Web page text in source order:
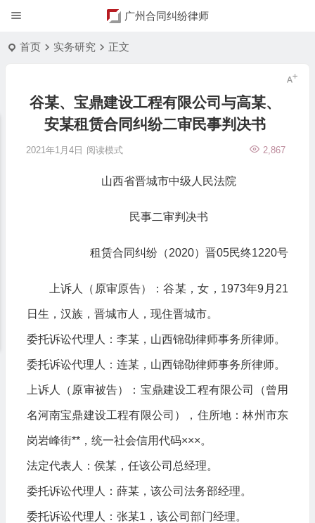
广州合同纠纷律师
首页 实务研究 正文
谷某、宝鼎建设工程有限公司与高某、
安某租赁合同纠纷二审民事判决书
2021年1月4日 2,867
阅读模式
山西省晋城市中级人民法院
民事二审判决书
租赁合同纠纷（2020）晋05民终1220号
上诉人（原审原告）：谷某，女，1973年9月21
日生，汉族，晋城市人，现住晋城市。
委托诉讼代理人：李某，山西锦劭律师事务所律师。
委托诉讼代理人：连某，山西锦劭律师事务所律师。
上诉人（原审被告）：宝鼎建设工程有限公司（曾用
名河南宝鼎建设工程有限公司），住所地：林州市东
岗岩峰街**，统一社会信用代码×××。
法定代表人：侯某，任该公司总经理。
委托诉讼代理人：薛某，该公司法务部经理。
委托诉讼代理人：张某1，该公司部门经理。